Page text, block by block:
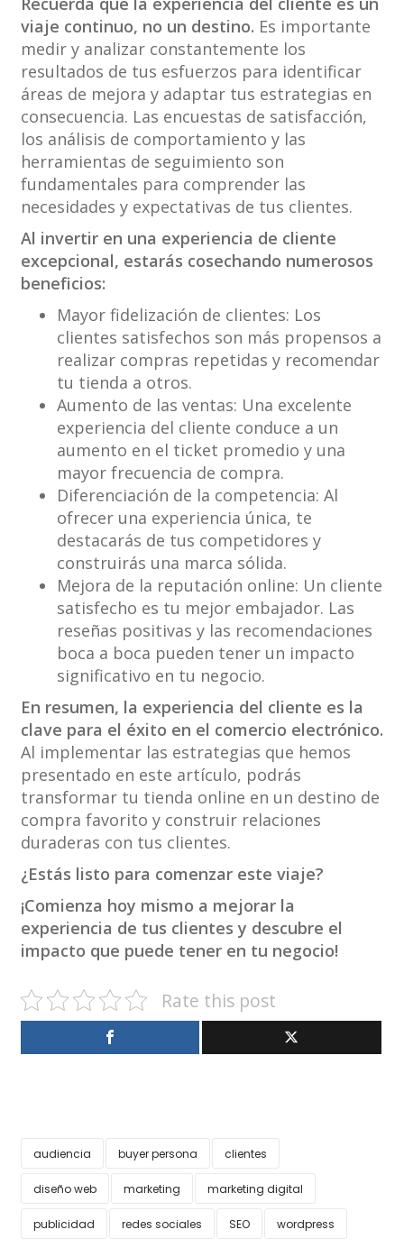
viaje continuo, no un destino. Es importante
medir y analizar constantemente los
resultados de tus esfuerzos para identificar
áreas de mejora y adaptar tus estrategias en
consecuencia. Las encuestas de satisfacción,
los análisis de comportamiento y las
herramientas de seguimiento son
fundamentales para comprender las
necesidades y expectativas de tus clientes.
Al invertir en una experiencia de cliente
excepcional, estarás cosechando numerosos
beneficios:
Mayor fidelización de clientes: Los
clientes satisfechos son más propensos a
realizar compras repetidas y recomendar
tu tienda a otros.
Aumento de las ventas: Una excelente
experiencia del cliente conduce a un
aumento en el ticket promedio y una
mayor frecuencia de compra.
Diferenciación de la competencia: Al
ofrecer una experiencia única, te
destacarás de tus competidores y
construirás una marca sólida.
Mejora de la reputación online: Un cliente
satisfecho es tu mejor embajador. Las
reseñas positivas y las recomendaciones
boca a boca pueden tener un impacto
significativo en tu negocio.
En resumen, la experiencia del cliente es la
clave para el éxito en el comercio electrónico.
Al implementar las estrategias que hemos
presentado en este artículo, podrás
transformar tu tienda online en un destino de
compra favorito y construir relaciones
duraderas con tus clientes.
¿Estás listo para comenzar este viaje?
¡Comienza hoy mismo a mejorar la
experiencia de tus clientes y descubre el
impacto que puede tener en tu negocio!
Rate this post
audiencia buyer persona clientes
diseño web marketing marketing digital
publicidad redes sociales SEO wordpress